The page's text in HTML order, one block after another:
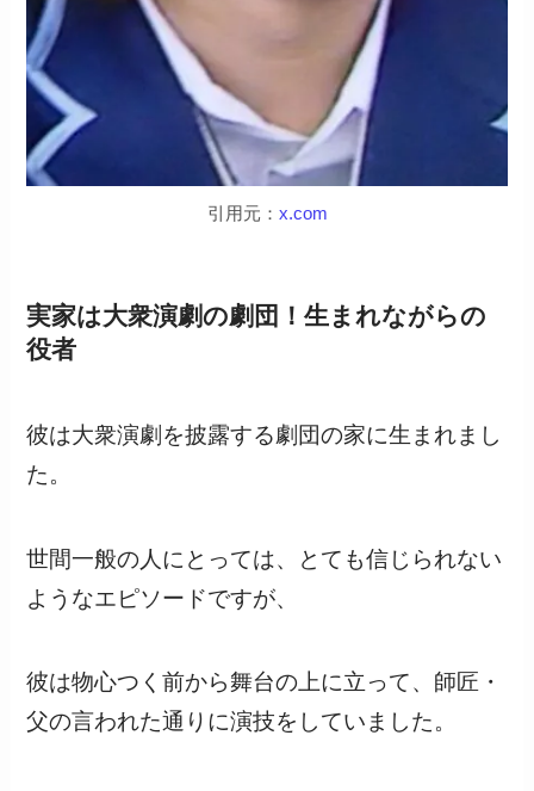
引用元： x.com
実家は大衆演劇の劇団！生まれながらの
役者
彼は大衆演劇を披露する劇団の家に生まれまし
た。
世間一般の人にとっては、とても信じられない
ようなエピソードですが、
彼は物心つく前から舞台の上に立って、師匠・
父の言われた通りに演技をしていました。